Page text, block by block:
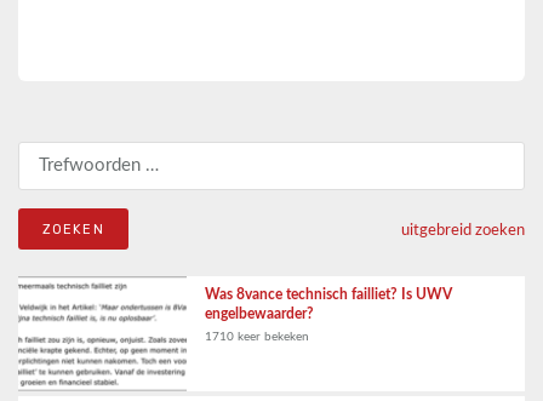
Zoeken naar:
uitgebreid zoeken
Was 8vance technisch failliet? Is UWV
engelbewaarder?
1710 keer bekeken